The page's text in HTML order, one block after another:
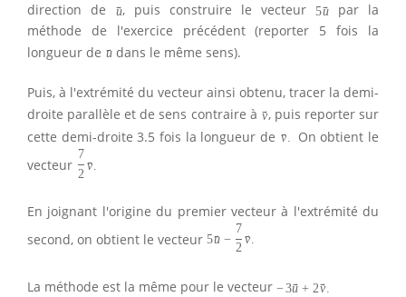
direction de
→
u, puis construire le vecteur 5→
u
par la
méthode de l'exercice précédent (reporter 5 fois la
longueur de
→
u dans le même sens).
Puis, à l'extrémité du vecteur ainsi obtenu, tracer la demi-
droite parallèle et de sens contraire à
→
v, puis reporter sur
cette demi-droite 3.5 fois la longueur de
→
v.
On obtient le
vecteur
7
2
→
v.
En joignant l'origine du premier vecteur à l'extrémité du
second, on obtient le vecteur 5→
u −
7
2
→
v.
La méthode est la même pour le vecteur − 3→
u + 2 →
v